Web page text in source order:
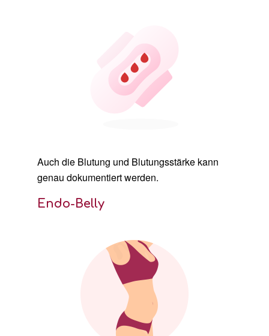
Auch die Blutung und Blutungsstärke kann
genau dokumentiert werden.
Endo-Belly